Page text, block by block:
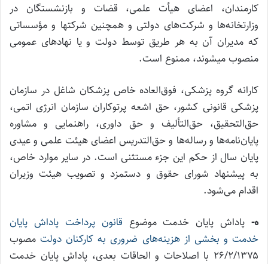
کارمندان، اعضای هیأت علمی، قضات و بازنشستگان در
وزارتخانه‌ها و شرکت‌‌های دولتی و همچنین شرکتها و مؤسساتی
که مدیران آن به هر طریق توسط دولت و یا نهاد‌‌های عمومی
منصوب میشوند، ممنوع است.
کارانه گروه پزشکی، فوق‌العاده خاص پزشکان شاغل در سازمان
پزشکی قانونی کشور، حق اشعه پرتوکاران سازمان انرژی اتمی،
حق‌التحقیق، حق‌التألیف و حق داوری، راهنمایی و مشاوره
پایان‌نامه‌ها و رساله‌ها و حق‌التدریس اعضای هیئت علمی و عیدی
پایان سال از حکم این جزء مستثنی است. در سایر موارد خاص،
به پیشنهاد شورای حقوق و دستمزد و تصویب هیئت وزیران
اقدام می‌شود.
ه- پاداش پایان خدمت موضوع قانون پرداخت پاداش پایان
خدمت و بخشی از هزینه‌های ضروری به کارکنان دولتمصوب
۲۶/۲/۱۳۷۵ با اصلاحات و الحاقات بعدی، پاداش پایان خدمت